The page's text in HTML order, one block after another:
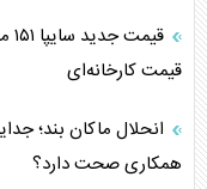
قیمت کارخانه‌ای
انحلال ماکان بند؛
همکاری صحت دارد؟